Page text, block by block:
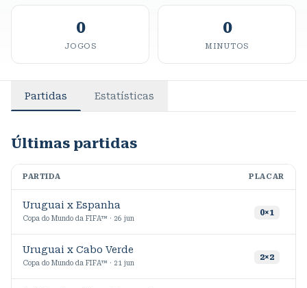
0
JOGOS
0
MINUTOS
Partidas Estatísticas
Últimas partidas
PARTIDA PLACAR
Uruguai x Espanha
Copa do Mundo da FIFA™ · 26 jun
0×1
Uruguai x Cabo Verde
Copa do Mundo da FIFA™ · 21 jun
2×2